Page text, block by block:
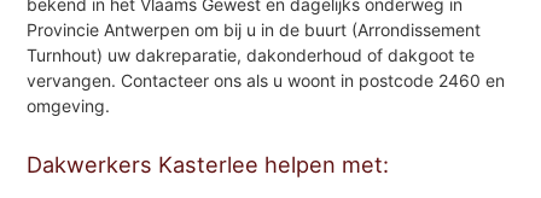
bekend in het Vlaams Gewest en dagelijks onderweg in
Provincie Antwerpen om bij u in de buurt (Arrondissement
Turnhout) uw dakreparatie, dakonderhoud of dakgoot te
vervangen. Contacteer ons als u woont in postcode 2460 en
omgeving.
Dakwerkers Kasterlee helpen met: